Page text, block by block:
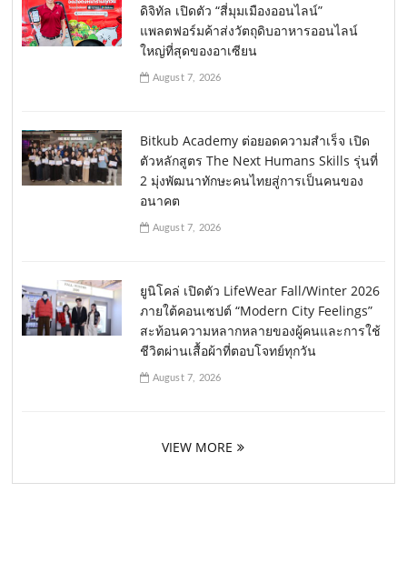
ดิจิทัล เปิดตัว “สี่มุมเมืองออนไลน์”
แพลตฟอร์มค้าส่งวัตถุดิบอาหารออนไลน์
ใหญ่ที่สุดของอาเซียน
August 7, 2026
Bitkub Academy ต่อยอดความสำเร็จ เปิด
ตัวหลักสูตร The Next Humans Skills รุ่นที่
2 มุ่งพัฒนาทักษะคนไทยสู่การเป็นคนของ
อนาคต
August 7, 2026
ยูนิโคล่ เปิดตัว LifeWear Fall/Winter 2026
ภายใต้คอนเซปต์ “Modern City Feelings”
สะท้อนความหลากหลายของผู้คนและการใช้
ชีวิตผ่านเสื้อผ้าที่ตอบโจทย์ทุกวัน
August 7, 2026
VIEW MORE